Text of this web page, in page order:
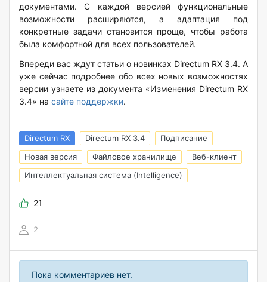
документами. С каждой версией функциональные
возможности расширяются, а адаптация под
конкретные задачи становится проще, чтобы работа
была комфортной для всех пользователей.
Впереди вас ждут статьи о новинках Directum RX 3.4. А
уже сейчас подробнее обо всех новых возможностях
версии узнаете из документа «Изменения Directum RX
3.4» на сайте поддержки.
Directum RX Directum RX 3.4
Подписание
Новая версия
Файловое хранилище
Веб-клиент
Интеллектуальная система (Intelligence)
21
2
Пока комментариев нет.